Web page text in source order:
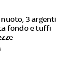
3 argenti
fondo e tuffi